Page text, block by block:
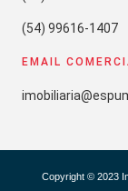
(54) 99616-1407
EMAIL
Copyright © 2023